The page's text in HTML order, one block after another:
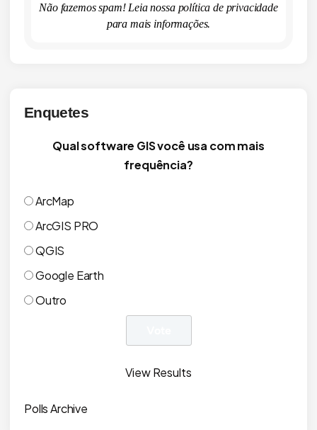
Não fazemos spam! Leia nossa política de privacidade
para mais informações.
Enquetes
Qual software GIS você usa com mais
frequência?
ArcMap
ArcGIS PRO
QGIS
Google Earth
Outro
View Results
Polls Archive